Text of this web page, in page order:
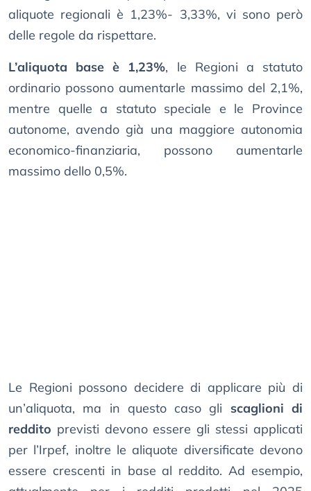
aliquote regionali è 1,23%- 3,33%, vi sono però
delle regole da rispettare.
L’aliquota base è 1,23%, le Regioni a statuto
ordinario possono aumentarle massimo del 2,1%,
mentre quelle a statuto speciale e le Province
autonome, avendo già una maggiore autonomia
economico-finanziaria, possono aumentarle
massimo dello 0,5%.
Le Regioni possono decidere di applicare più di
un’aliquota, ma in questo caso gli scaglioni di
reddito previsti devono essere gli stessi applicati
per l’Irpef, inoltre le aliquote diversificate devono
essere crescenti in base al reddito. Ad esempio,